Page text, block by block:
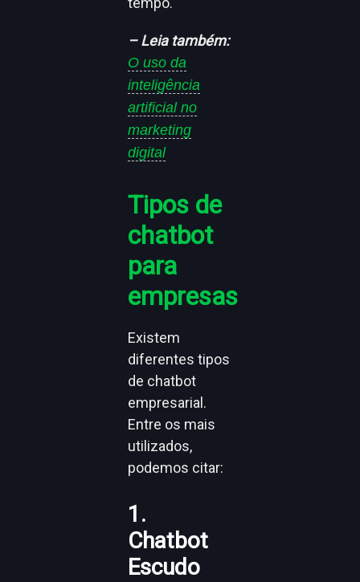
– Leia também:
O uso da
inteligência
artificial no
marketing
digital
Tipos de
chatbot
para
empresas
Existem
diferentes tipos
de chatbot
empresarial.
Entre os mais
utilizados,
podemos citar:
1.
Chatbot
Escudo